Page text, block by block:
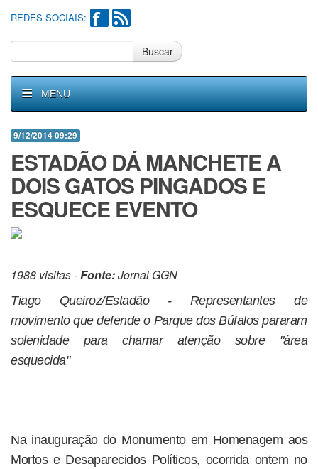
REDES SOCIAIS:
Buscar
MENU
9/12/2014 09:29
ESTADÃO DÁ MANCHETE A
DOIS GATOS PINGADOS E
ESQUECE EVENTO
1988 visitas -Fonte:Jornal GGN
Tiago Queiroz/Estadão - Representantes de
movimento que defende o Parque dos Búfalos pararam
solenidade para chamar atenção sobre "área
esquecida"
Na inauguração do Monumento em Homenagem aos
Mortos e Desaparecidos Políticos, ocorrida ontem no